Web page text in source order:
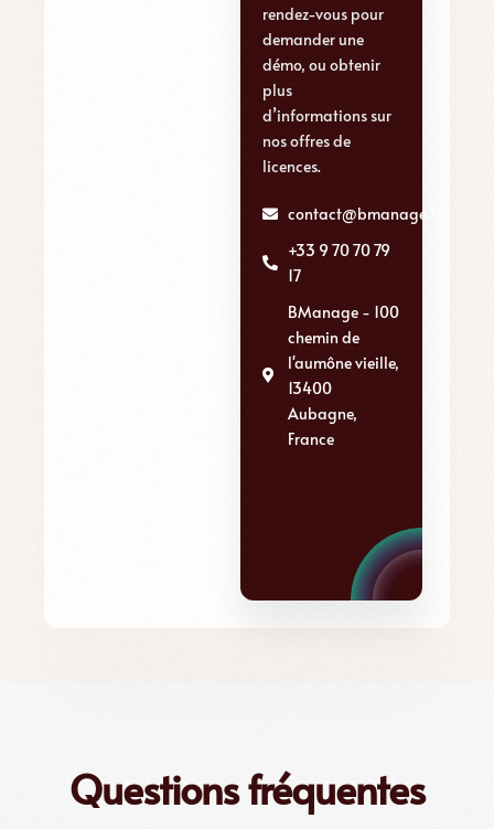
rendez-vous pour
demander une
démo, ou obtenir
plus
d’informations sur
nos offres de
licences.
contact@bmanage.fr
+33 9 70 70 79
17
BManage - 100
chemin de
l'aumône vieille,
13400
Aubagne,
France
Questions fréquentes